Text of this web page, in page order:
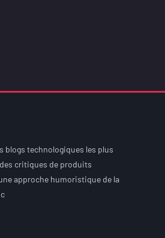
blogs technologiques les plus
critiques de produits
approche humoristique de la